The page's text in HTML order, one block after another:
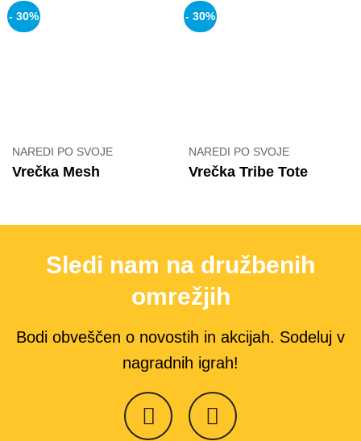
- 30%
NAREDI PO SVOJE
Vrečka Mesh
- 30%
NAREDI PO SVOJE
Vrečka Tribe Tote
Sledi nam na družbenih
omrežjih
Bodi obveščen o novostih in akcijah. Sodeluj v
nagradnih igrah!